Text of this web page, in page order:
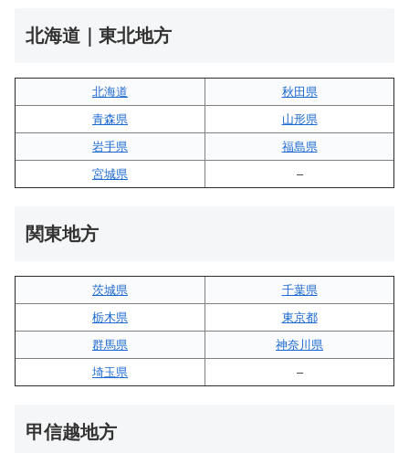
北海道｜東北地方
北海道
秋田県
青森県
山形県
岩手県
福島県
宮城県
–
関東地方
茨城県
千葉県
栃木県
東京都
群馬県
神奈川県
埼玉県
–
甲信越地方